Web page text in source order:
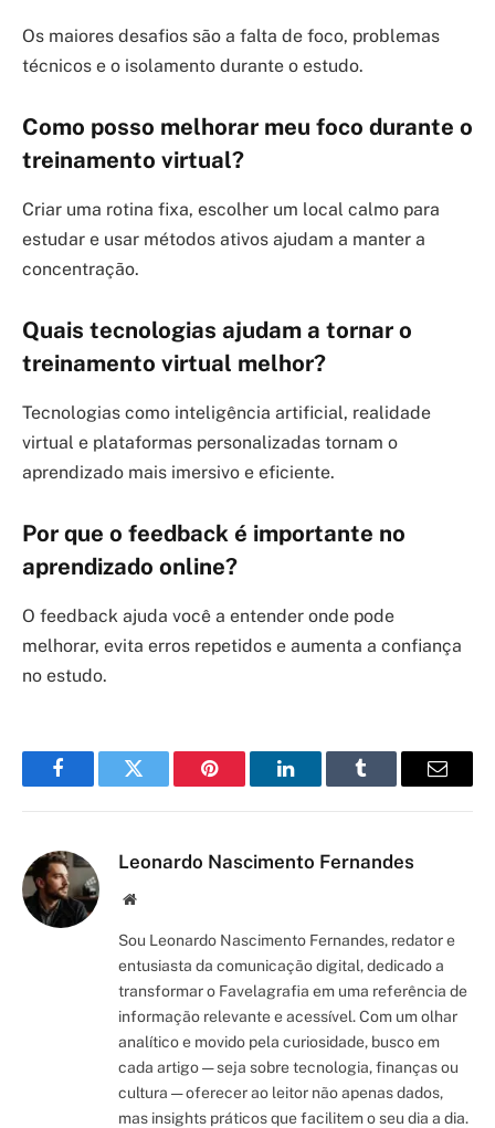
Os maiores desafios são a falta de foco, problemas
técnicos e o isolamento durante o estudo.
Como posso melhorar meu foco durante o
treinamento virtual?
Criar uma rotina fixa, escolher um local calmo para
estudar e usar métodos ativos ajudam a manter a
concentração.
Quais tecnologias ajudam a tornar o
treinamento virtual melhor?
Tecnologias como inteligência artificial, realidade
virtual e plataformas personalizadas tornam o
aprendizado mais imersivo e eficiente.
Por que o feedback é importante no
aprendizado online?
O feedback ajuda você a entender onde pode
melhorar, evita erros repetidos e aumenta a confiança
no estudo.
FacebookTwitter Pinterest LinkedInTumblr Email
Leonardo Nascimento Fernandes
Site/Blog
Sou Leonardo Nascimento Fernandes, redator e
entusiasta da comunicação digital, dedicado a
transformar o Favelagrafia em uma referência de
informação relevante e acessível. Com um olhar
analítico e movido pela curiosidade, busco em
cada artigo — seja sobre tecnologia, finanças ou
cultura — oferecer ao leitor não apenas dados,
mas insights práticos que facilitem o seu dia a dia.